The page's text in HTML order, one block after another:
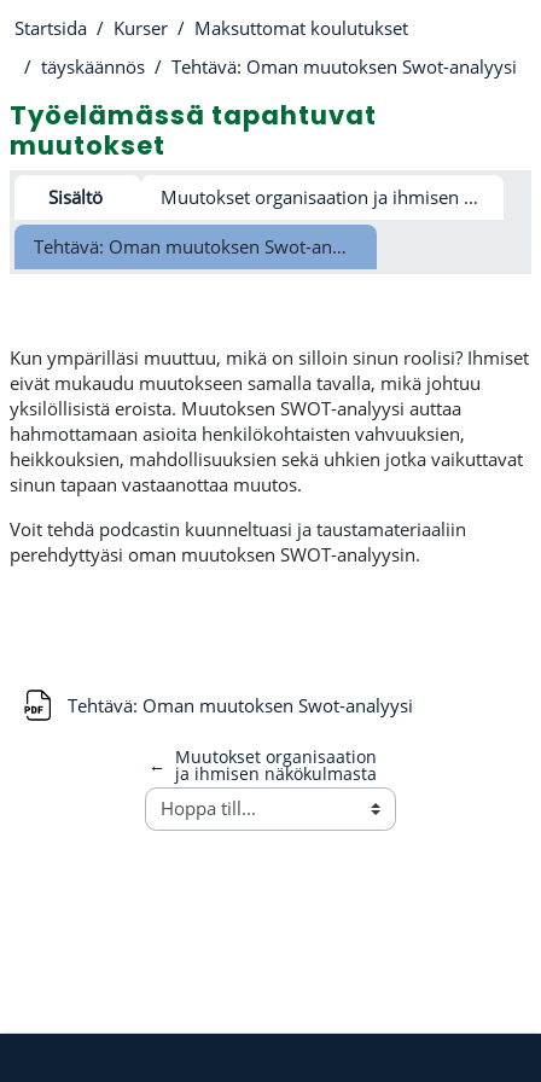
Startsida Kurser
Maksuttomat koulutukset
täyskäännös
Tehtävä: Oman muutoksen Swot-analyysi
Työelämässä tapahtuvat
muutokset
Avsnittsöversikt
Sisältö Muutokset organisaation ja ihmisen näkökulmasta
Tehtävä: Oman muutoksen Swot-analyysi
Kun ympärilläsi muuttuu, mikä on silloin sinun roolisi? Ihmiset
eivät mukaudu muutokseen samalla tavalla, mikä johtuu
yksilöllisistä eroista. Muutoksen SWOT-analyysi auttaa
hahmottamaan asioita henkilökohtaisten vahvuuksien,
heikkouksien, mahdollisuuksien sekä uhkien jotka vaikuttavat
sinun tapaan vastaanottaa muutos.
Voit tehdä podcastin kuunneltuasi ja taustamateriaaliin
perehdyttyäsi oman muutoksen SWOT-analyysin.
Tehtävä: Oman muutoksen Swot-analyysi
← Muutokset organisaation
ja ihmisen näkökulmasta